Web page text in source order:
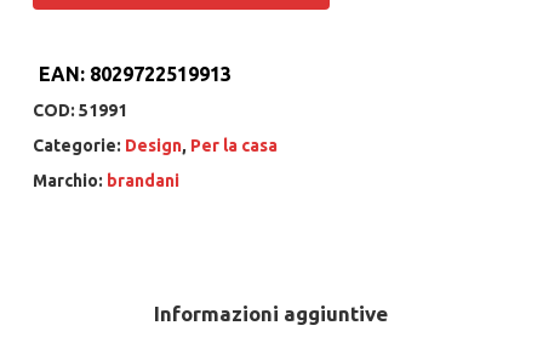
EAN: 8029722519913
COD: 51991
Categorie: Design, Per la casa
Marchio: brandani
Informazioni aggiuntive